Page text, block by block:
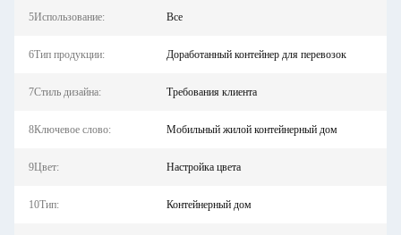
5Использование: Все
6Тип продукции: Доработанный контейнер для перевозок
7Стиль дизайна: Требования клиента
8Ключевое слово: Мобильный жилой контейнерный дом
9Цвет: Настройка цвета
10Тип: Контейнерный дом